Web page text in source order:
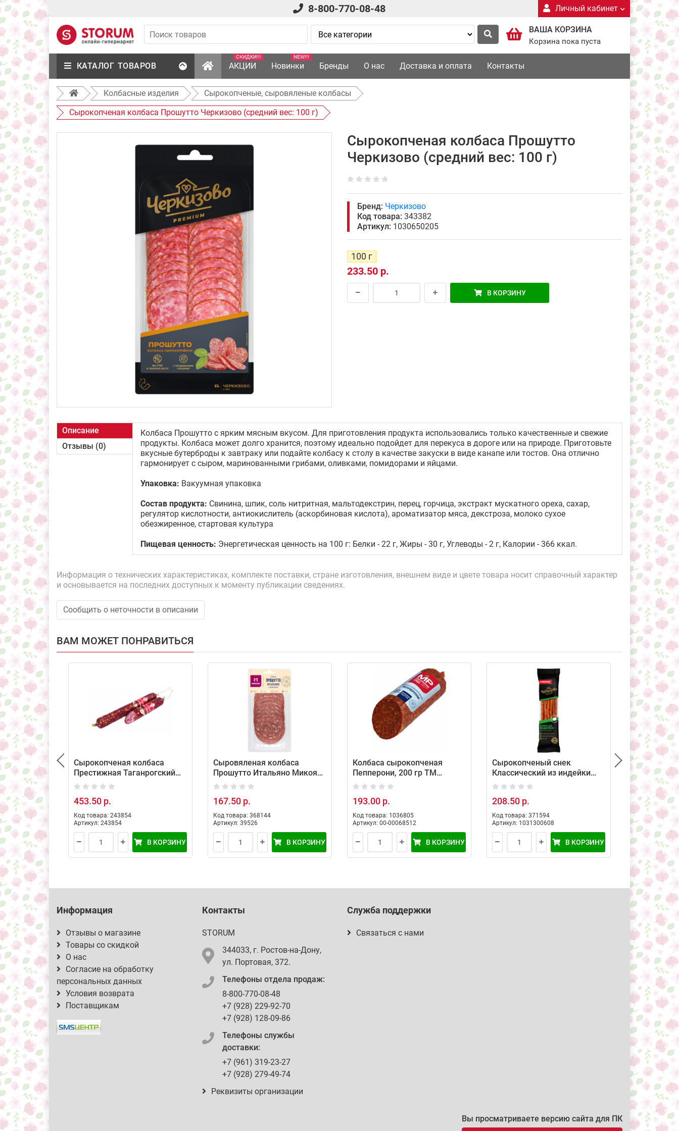
8-800-770-08-48 Личный кабинет
ВАША КОРЗИНА
Корзина пока пуста
КАТАЛОГ ТОВАРОВ АКЦИИ
СКИДКИ!!!
Новинки
NEW!!!
Бренды О нас Доставка и оплата Контакты
Колбасные изделия
Сырокопченые, сыровяленые колбасы
Сырокопченая колбаса Прошутто Черкизово (средний вес: 100 г)
Сырокопченая колбаса Прошутто
Черкизово (средний вес: 100 г)
Бренд: Черкизово
Код товара: 343382
Артикул: 1030650205
100 г
233.50 р.
В КОРЗИНУ
Описание
Отзывы (0)
Колбаса Прошутто с ярким мясным вкусом. Для приготовления продукта использовались только качественные и свежие
продукты. Колбаса может долго хранится, поэтому идеально подойдет для перекуса в дороге или на природе. Приготовьте
вкусные бутерброды к завтраку или подайте колбасу к столу в качестве закуски в виде канапе или тостов. Она отлично
гармонирует с сыром, маринованными грибами, оливками, помидорами и яйцами.
Упаковка: Вакуумная упаковка
Состав продукта: Свинина, шпик, соль нитритная, мальтодекстрин, перец, горчица, экстракт мускатного ореха, сахар,
регулятор кислотности, антиокислитель (аскорбиновая кислота), ароматизатор мяса, декстроза, молоко сухое
обезжиренное, стартовая культура
Пищевая ценность: Энергетическая ценность на 100 г: Белки - 22 г, Жиры - 30 г, Углеводы - 2 г, Калории - 366 ккал.
Информация о технических характеристиках, комплекте поставки, стране изготовления, внешнем виде и цвете товара носит справочный характер
и основывается на последних доступных к моменту публикации сведениях.
Сообщить о неточности в описании
ВАМ МОЖЕТ ПОНРАВИТЬСЯ
Сырокопченая колбаса
Престижная Таганрогский
(средний вес: 400 г)
453.50 р.
Код товара: 243854
Артикул: 243854
В КОРЗИНУ
Сыровяленая колбаса
Прошутто Итальяно Микоян
(средний вес: 100 г)
167.50 р.
Код товара: 368144
Артикул: 39526
В КОРЗИНУ
Колбаса сырокопченая
Пепперони, 200 гр ТМ
Мясницкий ряд
193.00 р.
Код товара: 1036805
Артикул: 00-00068512
В КОРЗИНУ
Сырокопченый снек
Классический из индейки
Черкизово 70 г
208.50 р.
Код товара: 371594
Артикул: 1031300608
В КОРЗИНУ
Колбаса
Салями с/к
Ближние
271.50 р.
Код товара:
Артикул: 4868
Информация
Отзывы о магазине
Товары со скидкой
О нас
Согласие на обработку
персональных данных
Условия возврата
Поставщикам
Контакты
STORUM
344033, г. Ростов-на-Дону,
ул. Портовая, 372.
Телефоны отдела продаж:
8-800-770-08-48
+7 (928) 229-92-70
+7 (928) 128-09-86
Телефоны службы
доставки:
+7 (961) 319-23-27
+7 (928) 279-49-74
Реквизиты организации
Служба поддержки
Связаться с нами
Вы просматриваете версию сайта для ПК